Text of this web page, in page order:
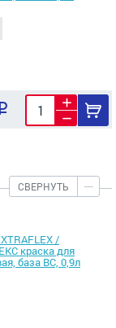
СВЕРНУТЬ
/
краска для
база BC, 0,9л